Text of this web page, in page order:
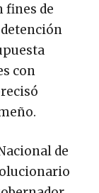
fines de
con
de